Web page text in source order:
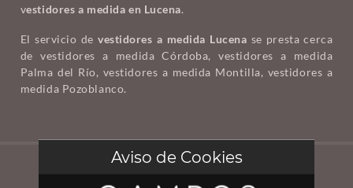
vestidores a medida en Lucena.
El servicio devestidores a medida Lucena se presta cerca
de vestidores a medida Córdoba, vestidores a medida
Palma del Río, vestidores a medida Montilla, vestidores a
medida Pozoblanco.
Aviso de Cookies